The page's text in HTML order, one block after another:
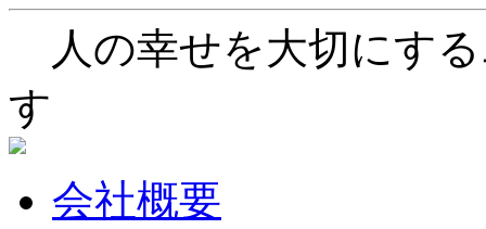
人の幸せを大切にす
す
会社概要